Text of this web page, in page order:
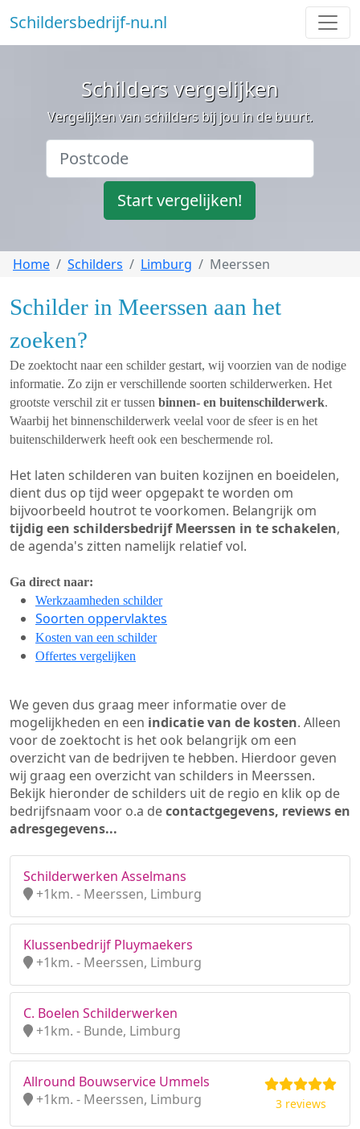
Schildersbedrijf-nu.nl
Schilders vergelijken
Vergelijken van schilders bij jou in de buurt.
Start vergelijken!
Home Schilders Limburg Meerssen
Schilder in Meerssen aan het
zoeken?
De zoektocht naar een schilder gestart, wij voorzien van de nodige
informatie. Zo zijn er verschillende soorten schilderwerken. Het
grootste verschil zit er tussen binnen- en buitenschilderwerk.
Waarbij het binnenschilderwerk veelal voor de sfeer is en het
buitenschilderwerk heeft ook een beschermende rol.
Het laten schilderen van buiten kozijnen en boeidelen,
dient dus op tijd weer opgepakt te worden om
bijvoorbeeld houtrot te voorkomen. Belangrijk om
tijdig een schildersbedrijf Meerssen in te schakelen,
de agenda's zitten namelijk relatief vol.
Ga direct naar:
Werkzaamheden schilder
Soorten oppervlaktes
Kosten van een schilder
Offertes vergelijken
We geven dus graag meer informatie over de
mogelijkheden en een indicatie van de kosten. Alleen
voor de zoektocht is het ook belangrijk om een
overzicht van de bedrijven te hebben. Hierdoor geven
wij graag een overzicht van schilders in Meerssen.
Bekijk hieronder de schilders uit de regio en klik op de
bedrijfsnaam voor o.a decontactgegevens, reviews en
adresgegevens...
Schilderwerken Asselmans
+1km. - Meerssen, Limburg
Klussenbedrijf Pluymaekers
+1km. - Meerssen, Limburg
C. Boelen Schilderwerken
+1km. - Bunde, Limburg
Allround Bouwservice Ummels
+1km. - Meerssen, Limburg
3 reviews